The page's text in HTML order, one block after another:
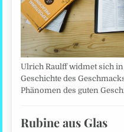
Ulrich Raulff widmet sich in
Geschichte des
Phänomen des guten
Rubine aus Glas